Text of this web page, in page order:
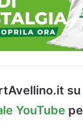
su
YouTube